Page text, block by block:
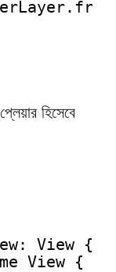
হিসেবে
View {
View {